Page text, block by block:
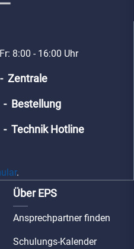
8:00 - 16:00 Uhr
Zentrale
Bestellung
Technik Hotline
.
Über EPS
Ansprechpartner finden
Schulungs-Kalender